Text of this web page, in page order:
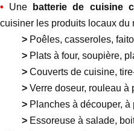
•
Une batterie de cuisine
cuisiner les produits locaux du
> Poêles, casseroles,
> Plats à four, soupière,
> Couverts de cuisine,
> Verre doseur, rouleau à
> Planches à découper, à
> Essoreuse à salade,